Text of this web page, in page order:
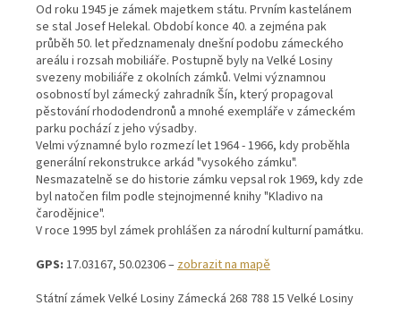
Od roku 1945 je zámek majetkem státu. Prvním kastelánem
se stal Josef Helekal. Období konce 40. a zejména pak
průběh 50. let předznamenaly dnešní podobu zámeckého
areálu i rozsah mobiliáře. Postupně byly na Velké Losiny
svezeny mobiliáře z okolních zámků. Velmi významnou
osobností byl zámecký zahradník Šín, který propagoval
pěstování rhododendronů a mnohé exempláře v zámeckém
parku pochází z jeho výsadby.
Velmi významné bylo rozmezí let 1964 - 1966, kdy proběhla
generální rekonstrukce arkád "vysokého zámku".
Nesmazatelně se do historie zámku vepsal rok 1969, kdy zde
byl natočen film podle stejnojmenné knihy "Kladivo na
čarodějnice".
V roce 1995 byl zámek prohlášen za národní kulturní památku.
GPS: 17.03167, 50.02306 –zobrazit na mapě
Státní zámek Velké Losiny Zámecká 268 788 15 Velké Losiny